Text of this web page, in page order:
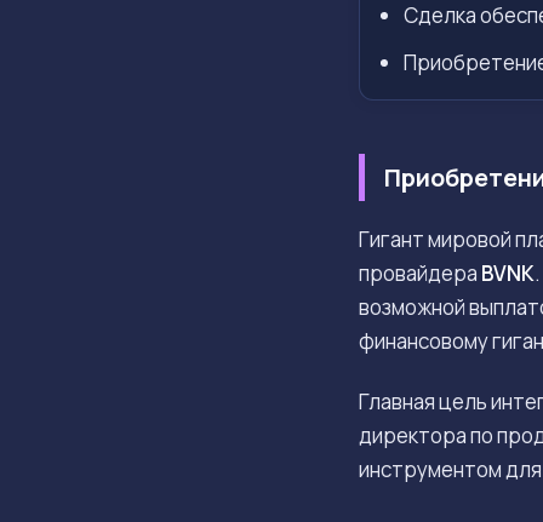
Сделка
Гигант мировой
провайдера BVNK
возможной
финансовому
Главная цель
директора по
инструментом